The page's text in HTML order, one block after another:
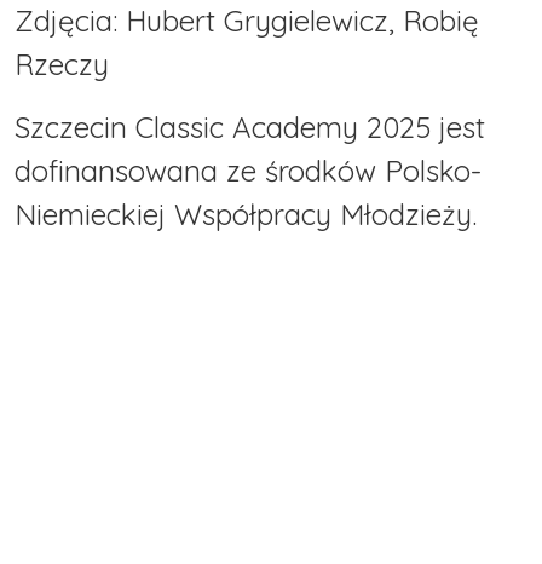
Zdjęcia: Hubert Grygielewicz, Robię
Rzeczy
Szczecin Classic Academy 2025 jest
dofinansowana ze środków Polsko-
Niemieckiej Współpracy Młodzieży.